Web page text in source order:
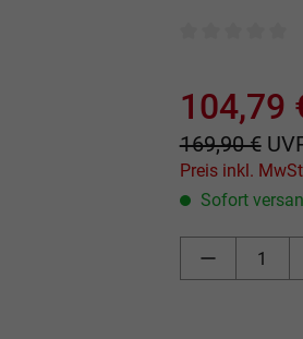
104,79
169,90 €
Sofort